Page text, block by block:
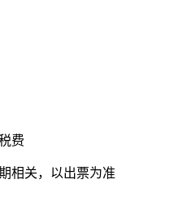
费
相关，以出票为准